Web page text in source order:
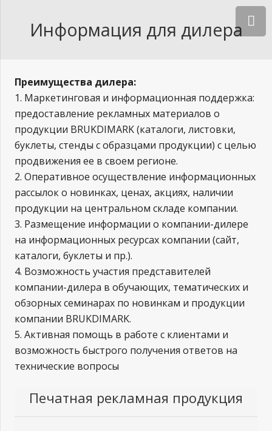
Информация для дилера
Преимущества дилера:
1. Маркетинговая и информационная поддержка:
предоставление рекламных материалов о
продукции BRUKDIMARK (каталоги, листовки,
буклеты, стенды с образцами продукции) с целью
продвижения ее в своем регионе.
2. Оперативное осуществление информационных
рассылок о новинках, ценах, акциях, наличии
продукции на центральном складе компании.
3. Размещение информации о компании-дилере
на информационных ресурсах компании (сайт,
каталоги, буклеты и пр.).
4. Возможность участия представителей
компании-дилера в обучающих, тематических и
обзорных семинарах по новинкам и продукции
компании BRUKDIMARK.
5. Активная помощь в работе с клиентами и
возможность быстрого получения ответов на
технические вопросы
Печатная рекламная продукция